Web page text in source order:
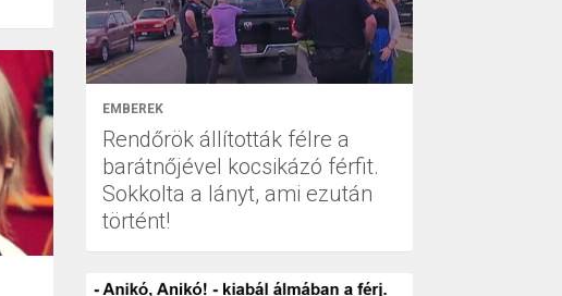
EMBEREK
Rendőrök állították félre a
barátnőjével kocsikázó férfit.
Sokkolta a lányt, ami ezután
történt!